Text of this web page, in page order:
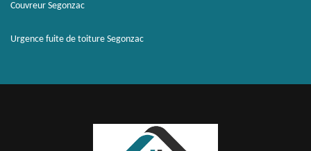
Couvreur Segonzac
Urgence fuite de toiture Segonzac